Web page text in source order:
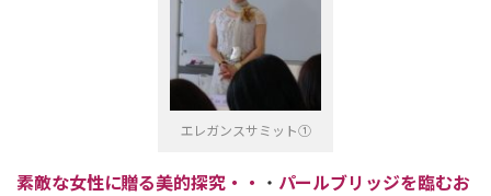
エレガンスサミット①
素敵な女性に贈る美的探究・・ ・ パールブリッジを臨むお